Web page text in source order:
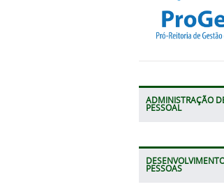
ADMINISTRAÇÃO
PESSOAL
PESSOAS